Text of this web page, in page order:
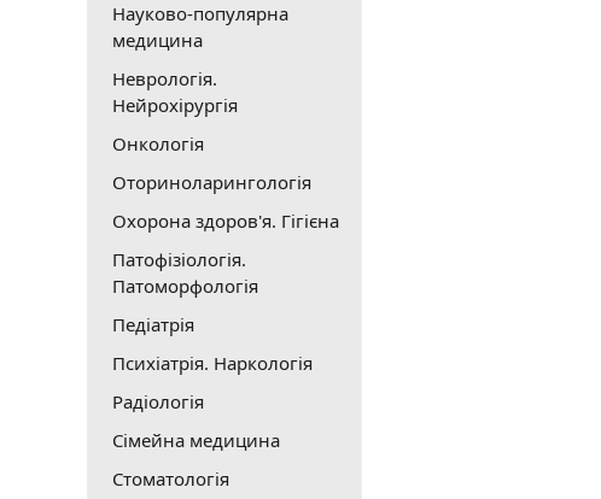
Науково-популярна
медицина
Неврологія.
Нейрохірургія
Онкологія
Оториноларингологія
Охорона здоров'я. Гігієна
Патофізіологія.
Патоморфологія
Педіатрія
Психіатрія. Наркологія
Радіологія
Сімейна медицина
Стоматологія